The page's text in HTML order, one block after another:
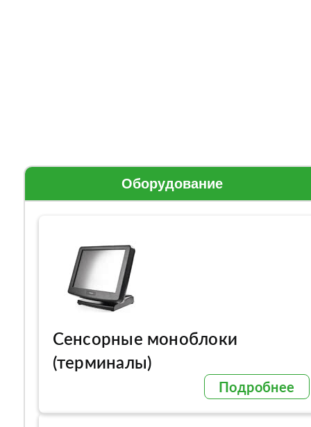
Оборудование
Сенсорные моноблоки
(терминалы)
Подробнее